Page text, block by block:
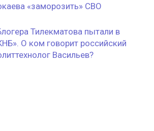
«заморозить» СВО
Тилекматова пытали в
О ком говорит российский
Васильев?